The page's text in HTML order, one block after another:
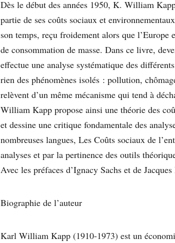
Dès le début des années 1950, K. William
partie de ses coûts sociaux et
son temps, reçu froidement alors que l’Europe
de consommation de masse. Dans ce livre,
effectue une analyse systématique des
rien des phénomènes isolés : pollution,
relèvent d’un même mécanisme qui tend à
William Kapp propose ainsi une théorie des
et dessine une critique fondamentale des
nombreuses langues, Les Coûts sociaux de
analyses et par la pertinence des outils
Avec les préfaces d’Ignacy Sachs et de
Biographie de l’auteur
Karl William Kapp (1910-1973) est un